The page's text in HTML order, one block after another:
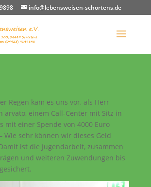
info@lebensweisen-schortens.de
Regen kam es uns vor, als Herr
arvato, einem Call-Center mit Sitz in
mit einer Spende von 4000 Euro
Wie sehr können wir dieses Geld
ist die Jugendarbeit, zusammen
und weiteren Zuwendungen bis